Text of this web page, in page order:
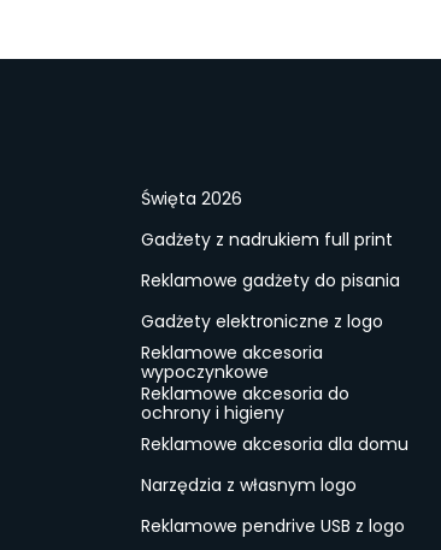
Święta 2026
Gadżety z nadrukiem full print
Reklamowe gadżety do pisania
Gadżety elektroniczne z logo
Reklamowe akcesoria
wypoczynkowe
Reklamowe akcesoria do
ochrony i higieny
Reklamowe akcesoria dla domu
Narzędzia z własnym logo
Reklamowe pendrive USB z logo